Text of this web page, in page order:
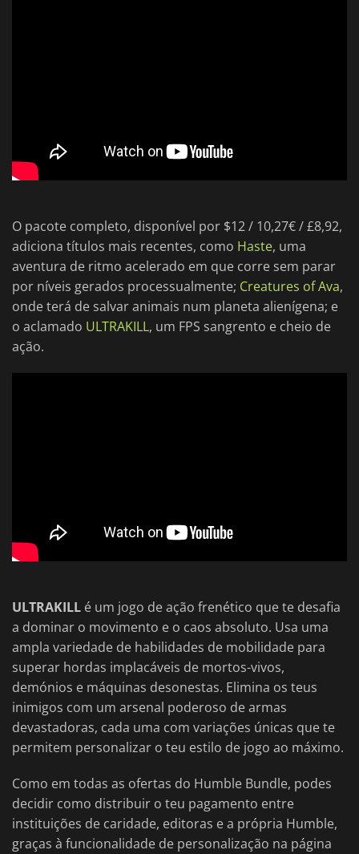
O pacote completo, disponível por $12 / 10,27€ / £8,92,
adiciona títulos mais recentes, como Haste, uma
aventura de ritmo acelerado em que corre sem parar
por níveis gerados processualmente; Creatures of Ava,
onde terá de salvar animais num planeta alienígena; e
o aclamado ULTRAKILL, um FPS sangrento e cheio de
ação.
ULTRAKILL é um jogo de ação frenético que te desafia
a dominar o movimento e o caos absoluto. Usa uma
ampla variedade de habilidades de mobilidade para
superar hordas implacáveis de mortos-vivos,
demónios e máquinas desonestas. Elimina os teus
inimigos com um arsenal poderoso de armas
devastadoras, cada uma com variações únicas que te
permitem personalizar o teu estilo de jogo ao máximo.
Como em todas as ofertas do Humble Bundle, podes
decidir como distribuir o teu pagamento entre
instituições de caridade, editoras e a própria Humble,
graças à funcionalidade de personalização na página